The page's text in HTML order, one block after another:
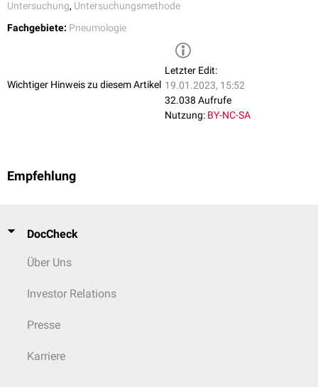
Untersuchung, Untersuchungsmethode
Fachgebiete: Pneumologie
Wichtiger Hinweis zu diesem Artikel
Letzter Edit:
19.01.2023, 15:52
32.038 Aufrufe
Nutzung: BY-NC-SA
Empfehlung
DocCheck
Über Uns
Investor Relations
Presse
Karriere